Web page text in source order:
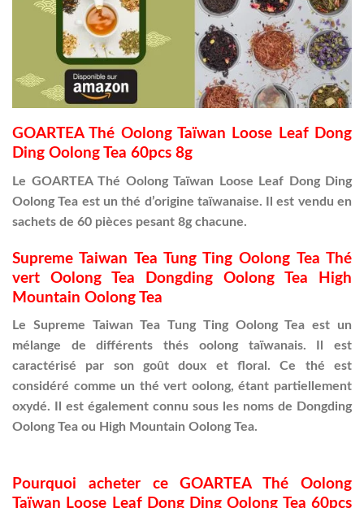
GOARTEA Thé Oolong Taïwan Loose Leaf Dong
Ding Oolong Tea 60pcs 8g
Le GOARTEA Thé Oolong Taïwan Loose Leaf Dong Ding
Oolong Tea est un thé d’origine taïwanaise. Il est vendu en
sachets de 60 pièces pesant 8g chacune.
Supreme Taiwan Tea Tung Ting Oolong Tea Thé
vert Oolong Tea Dongding Oolong Tea High
Mountain Oolong Tea
Le Supreme Taiwan Tea Tung Ting Oolong Tea est un
mélange de différents thés oolong taïwanais. Il est
caractérisé par son goût doux et floral. Ce thé est
considéré comme un thé vert oolong, étant partiellement
oxydé. Il est également connu sous les noms de Dongding
Oolong Tea ou High Mountain Oolong Tea.
Pourquoi acheter ce GOARTEA Thé Oolong
Taïwan Loose Leaf Dong Ding Oolong Tea 60pcs